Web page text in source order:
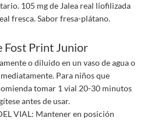
105 mg de Jalea real liofilizada
fresca. Sabor fresa-plátano.
Fost Print Junior
o diluido en un vaso de agua o
Para niños que
tomar 1 vial 20-30 minutos
antes de usar.
VIAL: Mantener en posición